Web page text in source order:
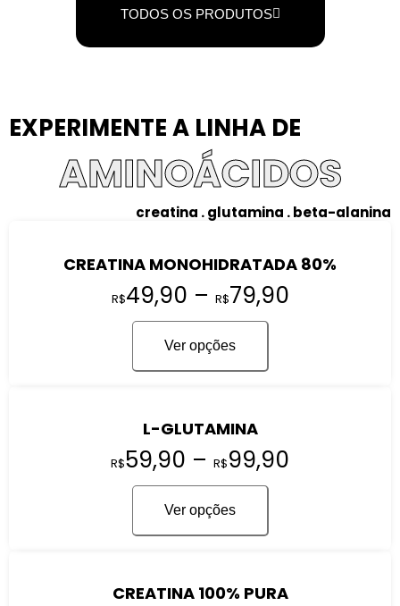
TODOS OS PRODUTOS
EXPERIMENTE A LINHA DE
AMINOÁCIDOS
creatina . glutamina . beta-alanina
CREATINA MONOHIDRATADA 80%
R$49,90 – R$79,90
Ver opções
L-GLUTAMINA
R$59,90 – R$99,90
Ver opções
CREATINA 100% PURA